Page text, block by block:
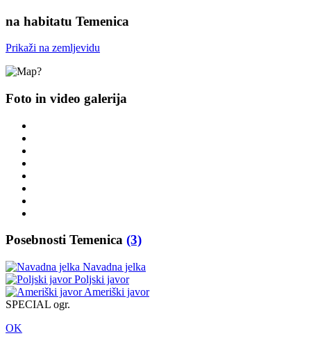
na habitatu Temenica
Prikaži na zemljevidu
Foto in video galerija
Posebnosti Temenica (3)
Navadna jelka
Poljski javor
Ameriški javor
SPECIAL ogr.
OK